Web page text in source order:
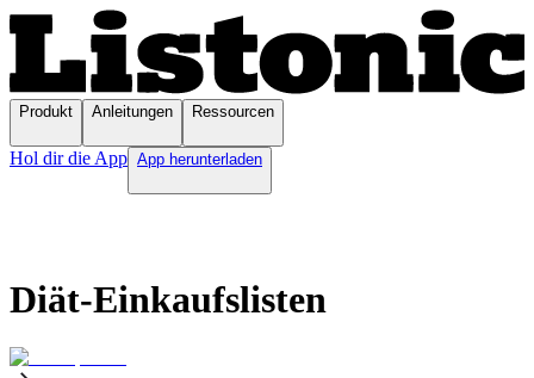
Produkt Anleitungen Ressourcen
Hol dir die App App herunterladen
Diät-Einkaufslisten